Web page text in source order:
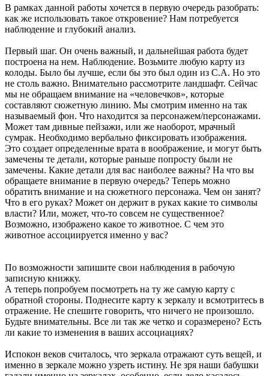
В рамках данной работы хочется в первую очередь разобрать:
как же использовать такое откровение? Нам потребуется
наблюдение и глубокий анализ.
Первый шаг. Он очень важный, и дальнейшая работа будет
построена на нем. Наблюдение. Возьмите любую карту из
колоды. Было бы лучше, если бы это был один из С.А. Но это
не столь важно. Внимательно рассмотрите ландшафт. Сейчас
мы не обращаем внимание на «человечков», которые
составляют сюжетную линию. Мы смотрим именно на так
называемый фон. Что находится за персонажем/персонажами.
Может там дивные пейзажи, или же наоборот, мрачный
сумрак. Необходимо вербально фиксировать изображения.
Это создает определенные врата в воображение, и могут быть
замечены те детали, которые раньше попросту были не
замечены. Какие детали для вас наиболее важны? На что вы
обращаете внимание в первую очередь? Теперь можно
обратить внимание и на сюжетного персонажа. Чем он занят?
Что в его руках? Может он держит в руках какие то символы
власти? Или, может, что-то совсем не существенное?
Возможно, изображено какое то животное. С чем это
животное ассоциируется именно у вас?
По возможности запишите свои наблюдения в рабочую
записную книжку.
А теперь попробуем посмотреть на ту же самую карту с
обратной стороны. Поднесите карту к зеркалу и всмотритесь в
отражение. Не спешите говорить, что ничего не произошло.
Будьте внимательны. Все ли так же четко и соразмерено? Есть
ли какие то изменения в ваших ассоциациях?
Испокон веков считалось, что зеркала отражают суть вещей, и
именно в зеркале можно узреть истину. Не зря наши бабушки